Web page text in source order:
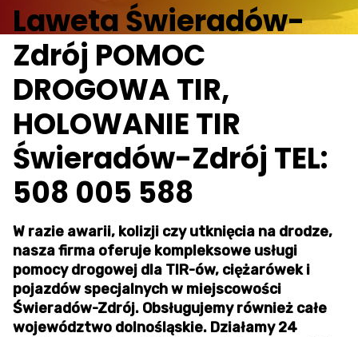
Laweta Świeradów-
Zdrój POMOC
DROGOWA TIR,
HOLOWANIE TIR
Świeradów-Zdrój TEL:
508 005 588
W razie awarii, kolizji czy utknięcia na drodze,
nasza firma oferuje kompleksowe usługi
pomocy drogowej dla TIR-ów, ciężarówek i
pojazdów specjalnych w miejscowości
Świeradów-Zdrój. Obsługujemy również całe
województwo dolnośląskie. Działamy 24